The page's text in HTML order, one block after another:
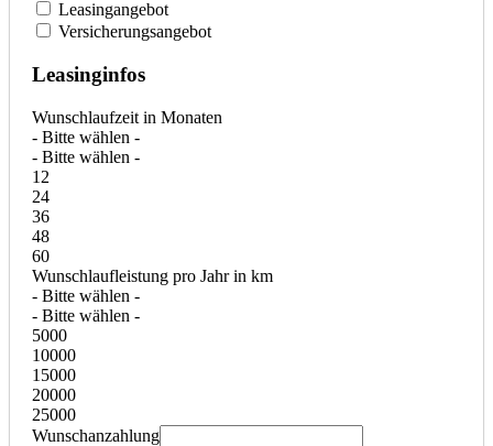
Leasingangebot
Versicherungsangebot
Leasinginfos
Wunschlaufzeit in Monaten
- Bitte wählen -
- Bitte wählen -
12
24
36
48
60
Wunschlaufleistung pro Jahr in km
- Bitte wählen -
- Bitte wählen -
5000
10000
15000
20000
25000
Wunschanzahlung